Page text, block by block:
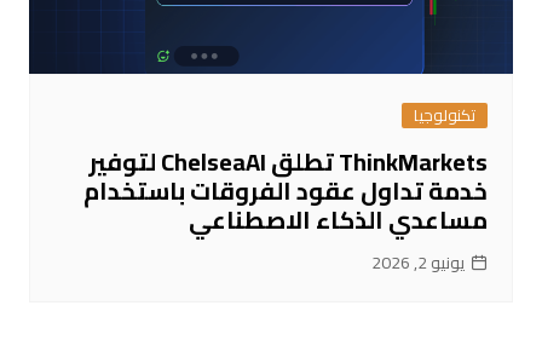
تكنولوجيا
ThinkMarkets تطلق ChelseaAI لتوفير
خدمة تداول عقود الفروقات باستخدام
مساعدي الذكاء الاصطناعي
يونيو 2, 2026